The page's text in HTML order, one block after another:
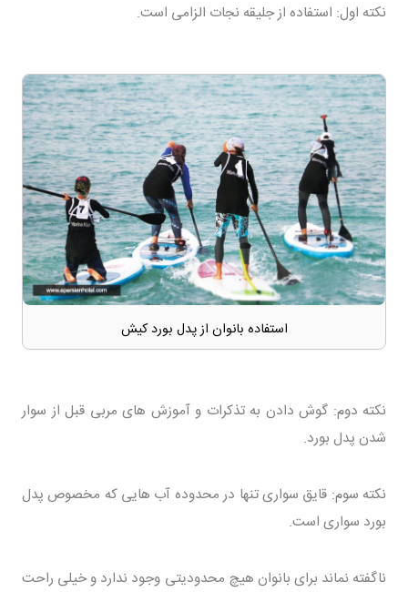
نکته اول: استفاده از جلیقه نجات الزامی است.
استفاده بانوان از پدل بورد کیش
نکته دوم: گوش دادن به تذکرات و آموزش های مربی قبل از سوار
شدن پدل بورد.
نکته سوم: قایق سواری تنها در محدوده آب هایی که مخصوص پدل
بورد سواری است.
ناگفته نماند برای بانوان هیچ محدودیتی وجود ندارد و خیلی راحت